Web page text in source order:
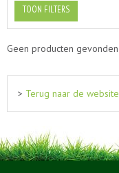
TOON FILTERS
Geen producten gevonden
> Terug naar de website